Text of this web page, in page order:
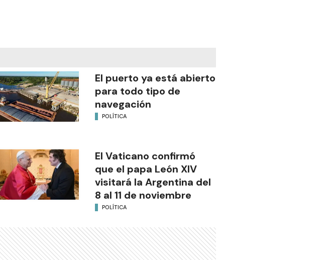
El puerto ya está abierto
para todo tipo de
navegación
POLÍTICA
El Vaticano confirmó
que el papa León XIV
visitará la Argentina del
8 al 11 de noviembre
POLÍTICA